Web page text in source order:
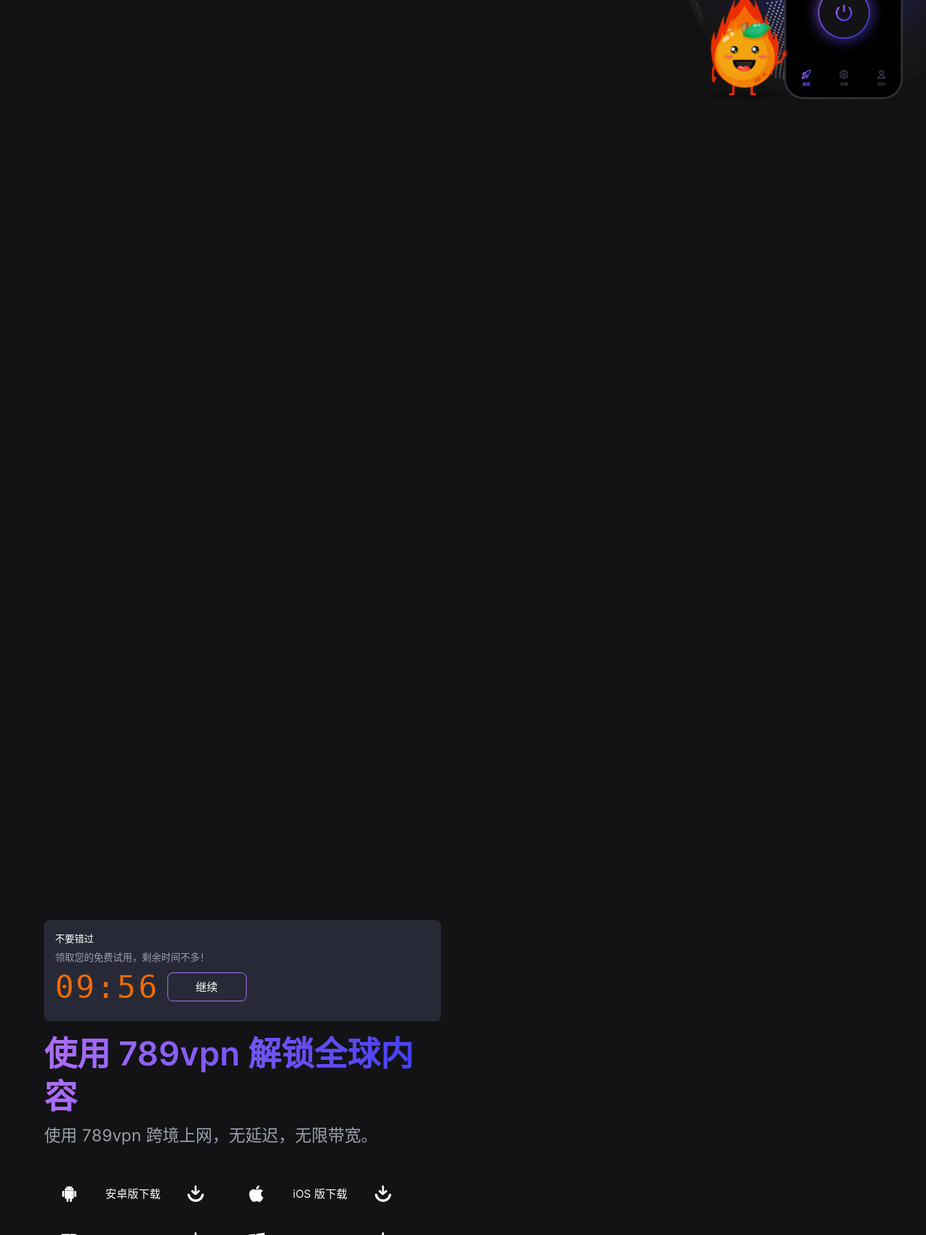
不要错过
领取您的免费试用，剩余时间不多！
09:55 继续
使用 789vpn 解锁全球内
容
使用 789vpn 跨境上网，无延迟，无限带宽。
安卓版下载 iOS 版下载